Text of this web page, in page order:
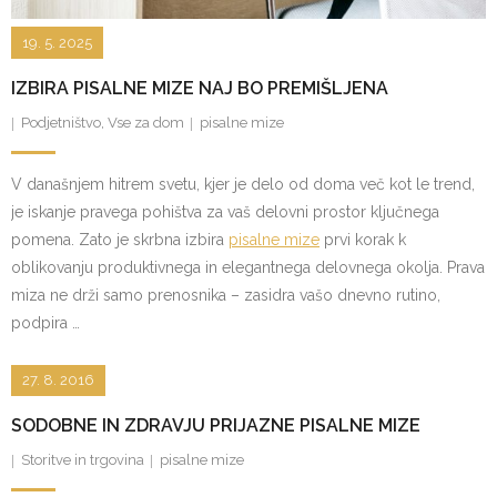
IZBIRA PISALNE MIZE NAJ BO PREMIŠLJENA
19. 5. 2025
Podjetništvo, Vse za dom pisalne mize
V današnjem hitrem svetu, kjer je delo od doma več kot le trend,
je iskanje pravega pohištva za vaš delovni prostor ključnega
pomena. Zato je skrbna izbira pisalne mize prvi korak k
oblikovanju produktivnega in elegantnega delovnega okolja. Prava
miza ne drži samo prenosnika – zasidra vašo dnevno rutino,
podpira …
SODOBNE IN ZDRAVJU PRIJAZNE PISALNE MIZE
27. 8. 2016
Storitve in trgovina pisalne mize